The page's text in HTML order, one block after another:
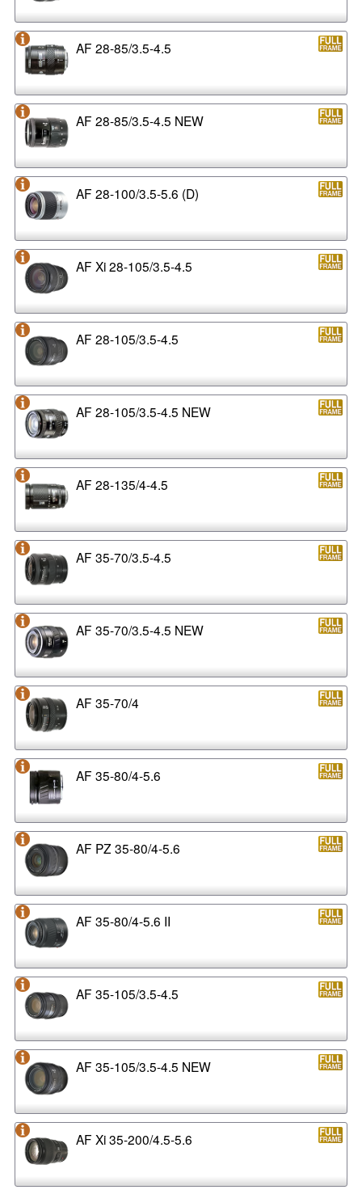
AF 28-85/3.5-4.5
AF 28-85/3.5-4.5 NEW
AF 28-100/3.5-5.6 (D)
AF Xi 28-105/3.5-4.5
AF 28-105/3.5-4.5
AF 28-105/3.5-4.5 NEW
AF 28-135/4-4.5
AF 35-70/3.5-4.5
AF 35-70/3.5-4.5 NEW
AF 35-70/4
AF 35-80/4-5.6
AF PZ 35-80/4-5.6
AF 35-80/4-5.6 II
AF 35-105/3.5-4.5
AF 35-105/3.5-4.5 NEW
AF Xi 35-200/4.5-5.6